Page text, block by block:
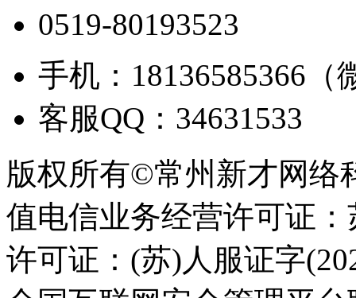
0519-80193523
手机：18136585366（
客服QQ：34631533
版权所有©常州新才网络
值电信业务经营许可证
许可证：(苏)人服证字